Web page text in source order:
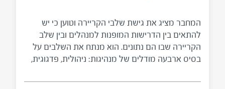
המחבר מציג את גישת שלבי הקריירה וטוען כי יש
להתאים בין הדרישות המופנות למנהלים ובין שלב
הקריירה שבו הם נתונים. הוא מנתח את השלבים על
בסיס ארבעה מודלים של מנהיגות: ניהולית, פדגוגית,
סגנונות מנהיגות בקרב מנהלי בתי ספר.